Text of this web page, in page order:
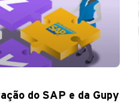
do SAP e da Gupy